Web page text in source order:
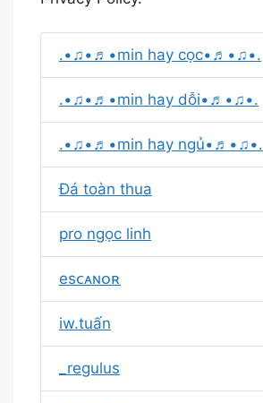
.•♫•♬•min hay cọc•♬•♫•.
.•♫•♬•min hay dỗi•♬•♫•.
.•♫•♬•min hay ngủ•♬•♫•.
Đá toàn thua
pro ngọc linh
esᴄᴀɴᴏʀ
iw.tuấn
_regulus